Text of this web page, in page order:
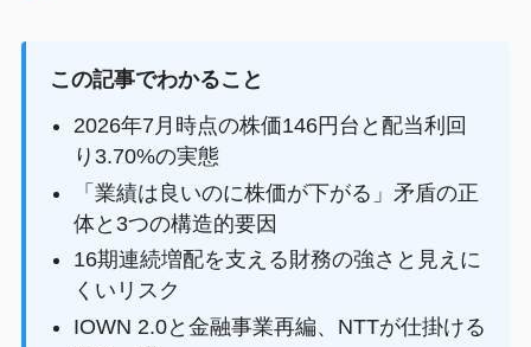
この記事でわかること
2026年7月時点の株価146円台と配当利回
り3.70%の実態
「業績は良いのに株価が下がる」矛盾の正
体と3つの構造的要因
16期連続増配を支える財務の強さと見えに
くいリスク
IOWN 2.0と金融事業再編、NTTが仕掛ける